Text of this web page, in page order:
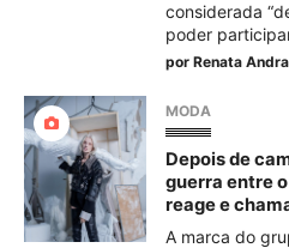
considerada
poder
por Renata
MODA
Depois de
guerra entre
reage e
A marca do